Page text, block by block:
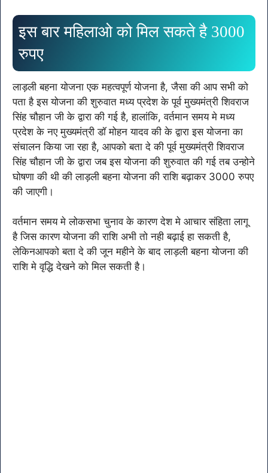
इस बार महिलाओ को मिल सकते है 3000
रुपए
लाड़ली बहना योजना एक महत्वपूर्ण योजना है, जैसा की आप सभी को
पता है इस योजना की शुरुवात मध्य प्रदेश के पूर्व मुख्यमंत्री शिवराज
सिंह चौहान जी के द्वारा की गई है, हालांकि, वर्तमान समय मे मध्य
प्रदेश के नए मुख्यमंत्री डॉ मोहन यादव की के द्वारा इस योजना का
संचालन किया जा रहा है, आपको बता दे की पूर्व मुख्यमंत्री शिवराज
सिंह चौहान जी के द्वारा जब इस योजना की शुरुवात की गई तब उन्होने
घोषणा की थी की लाड़ली बहना योजना की राशि बढ़ाकर 3000 रुपए
की जाएगी।
वर्तमान समय मे लोकसभा चुनाव के कारण देश मे आचार संहिता लागू
है जिस कारण योजना की राशि अभी तो नही बढ़ाई हा सकती है,
लेकिनआपको बता दे की जून महीने के बाद लाड़ली बहना योजना की
राशि मे वृद्धि देखने को मिल सकती है।